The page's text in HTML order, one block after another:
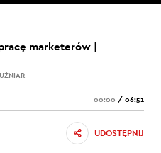
marketerów |
00:00 / 06:51
UDOSTĘPNIJ